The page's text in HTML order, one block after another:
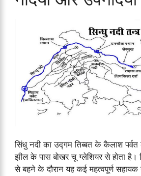
सिंधु नदी का उद्गम तिब्बत के कैलाश
झील के पास बोखर चू ग्लेशियर से होता है।
से बहने के दौरान यह कई महत्वपूर्ण सहायक